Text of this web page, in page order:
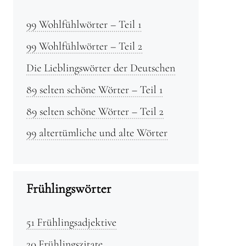
99 Wohlfühlwörter – Teil 1
99 Wohlfühlwörter – Teil 2
Die Lieblingswörter der Deutschen
89 selten schöne Wörter – Teil 1
89 selten schöne Wörter – Teil 2
99 altertümliche und alte Wörter
Frühlingswörter
51 Frühlingsadjektive